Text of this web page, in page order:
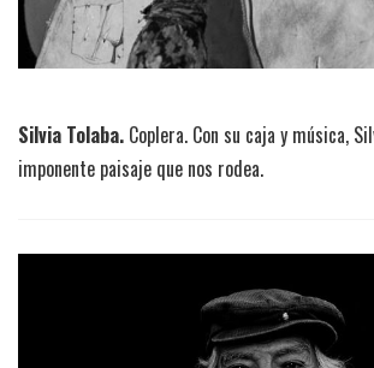
Silvia Tolaba. Coplera. Con su caja y música,
imponente paisaje que nos rodea.